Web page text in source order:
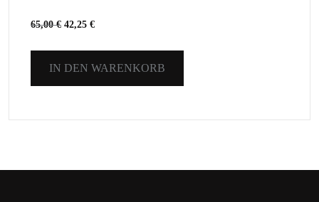
65,00€ 42,25 €
IN DEN WARENKORB